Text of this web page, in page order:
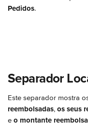
Pedidos.
Separador
Este separador mostra
reembolsadas, os seus
e o montante